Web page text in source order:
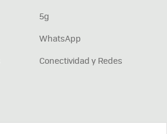
5g
WhatsApp
Conectividad y Redes